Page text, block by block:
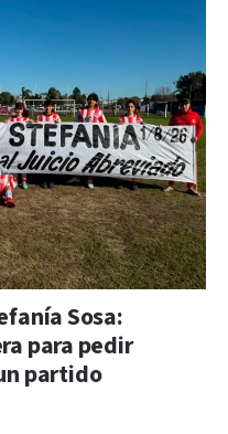
Sosa:
para pedir
partido